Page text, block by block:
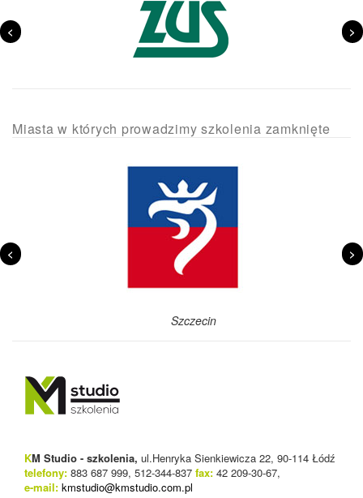
< >
Miasta w których prowadzimy szkolenia zamknięte
Szczecin
< >
KM Studio - szkolenia, ul.Henryka Sienkiewicza 22, 90-114 Łódź
telefony: 883 687 999, 512-344-837 fax: 42 209-30-67,
e-mail: kmstudio@kmstudio.com.pl